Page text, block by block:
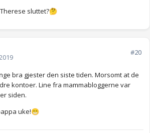
sluttet?🤔
#20
bra gjester den siste tiden. Morsomt at de
kontoer. Line fra mammabloggerne var
siden.
uke!😁